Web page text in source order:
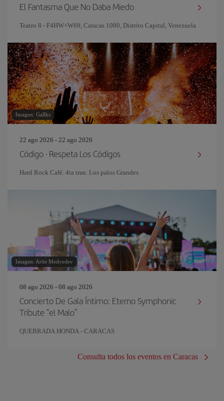
El Fantasma Que No Daba Miedo
Teatro 8 - F4HW+W69, Caracas 1080, Distrito Capital, Venezuela
Imagen: Gallks
22 ago 2026 - 22 ago 2026
Código · Respeta Los Códigos
Hard Rock Café. 4ta tran. Los palos Grandes
Imagen: Artie Medvedev
08 ago 2026 - 08 ago 2026
Concierto De Gala Íntimo: Eterno Symphonic
Tribute "el Malo"
QUEBRADA HONDA - CARACAS
Consulta todos los eventos en Caracas